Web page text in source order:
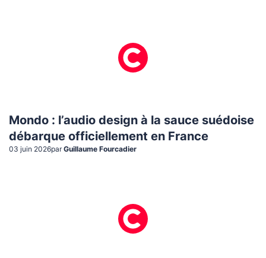
Mondo : l’audio design à la sauce suédoise
débarque officiellement en France
03 juin 2026par Guillaume Fourcadier